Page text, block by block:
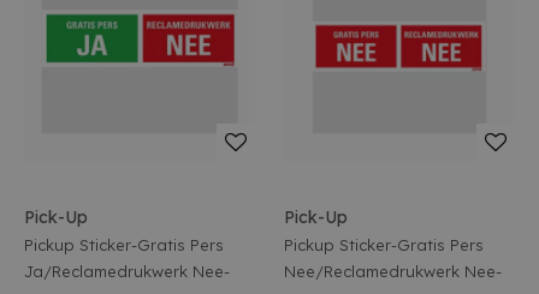
Pick-Up
Pickup Sticker-Gratis Pers
Ja/Reclamedrukwerk Nee-
Pick-Up
Pickup Sticker-Gratis Pers
Nee/Reclamedrukwerk Nee-